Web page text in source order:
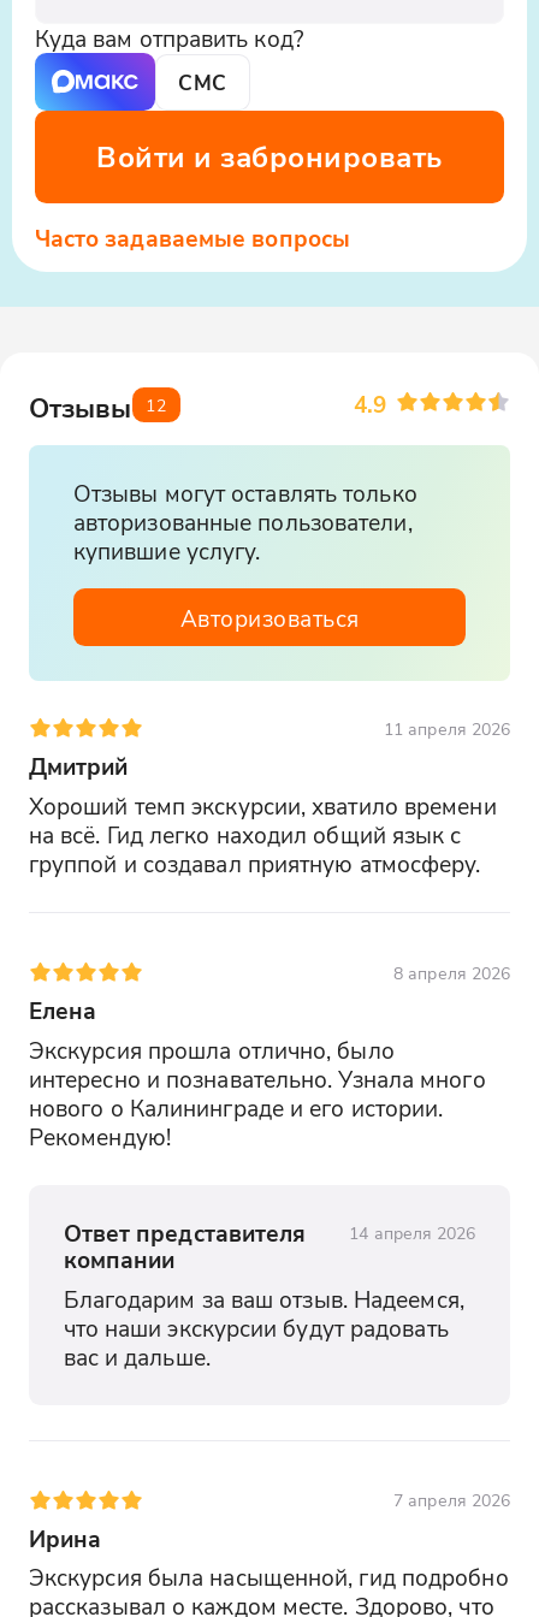
Куда вам отправить код?
СМС
Войти и забронировать
Часто задаваемые вопросы
Отзывы 12 4.9
Отзывы могут оставлять только
авторизованные пользователи,
купившие услугу.
Авторизоваться
11 апреля 2026
Дмитрий
Хороший темп экскурсии, хватило времени
на всё. Гид легко находил общий язык с
группой и создавал приятную атмосферу.
8 апреля 2026
Елена
Экскурсия прошла отлично, было
интересно и познавательно. Узнала много
нового о Калининграде и его истории.
Рекомендую!
Ответ представителя
компании
14 апреля 2026
Благодарим за ваш отзыв. Надеемся,
что наши экскурсии будут радовать
вас и дальше.
7 апреля 2026
Ирина
Экскурсия была насыщенной, гид подробно
рассказывал о каждом месте. Здорово, что